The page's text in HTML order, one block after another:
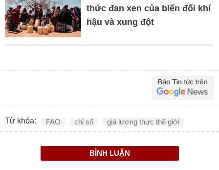
thức đan xen của biến đổi khí
hậu và xung đột
Từ khóa: FAO chỉ số giá lương thực thế giới
BÌNH LUẬN